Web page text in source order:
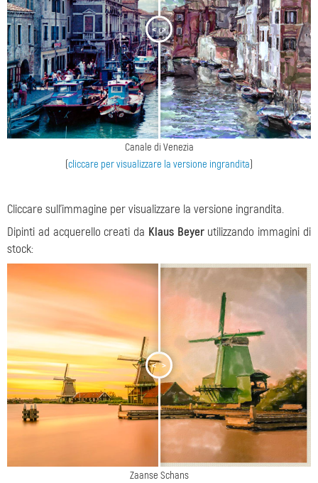
< >
Canale di Venezia
(cliccare per visualizzare la versione ingrandita)
Cliccare sull'immagine per visualizzare la versione ingrandita.
Dipinti ad acquerello creati da Klaus Beyerutilizzando immagini di
stock:
< >
Zaanse Schans